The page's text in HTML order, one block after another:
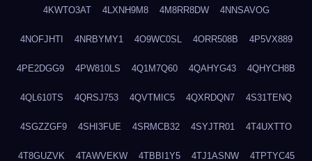
4KWTO3AT 4LXNH9M8 4M8RR8DW 4NNSAVOG
4NOFJHTI 4NRBYMY1 4O9WC0SL 4ORR508B 4P5VX889
4PE2DGG9 4PW810LS 4Q1M7Q60 4QAHYG43 4QHYCH8B
4QL610TS 4QRSJ753 4QVTMIC5 4QXRDQN7 4S31TENQ
4SGZZGF9 4SHI3FUE 4SRMCB32 4SYJTR01 4T4UXTTO
4T8GUZVK 4TAWVEKW 4TBBI1Y5 4TJ1ASNW 4TPTYC45